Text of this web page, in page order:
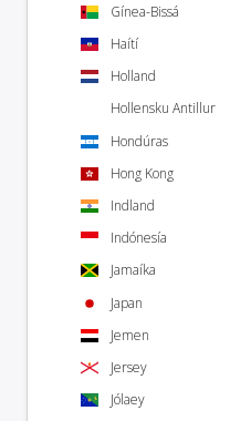
Gínea-Bissá
Haítí
Holland
Hollensku Antillur
Hondúras
Hong Kong
Indland
Indónesía
Jamaíka
Japan
Jemen
Jersey
Jólaey